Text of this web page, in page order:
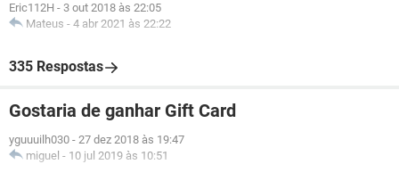
Eric112H - 3 out 2018 às 22:05
Mateus - 4 abr 2021 às 22:22
335 Respostas
Gostaria de ganhar Gift Card
yguuuilh030 - 27 dez 2018 às 19:47
miguel - 10 jul 2019 às 10:51